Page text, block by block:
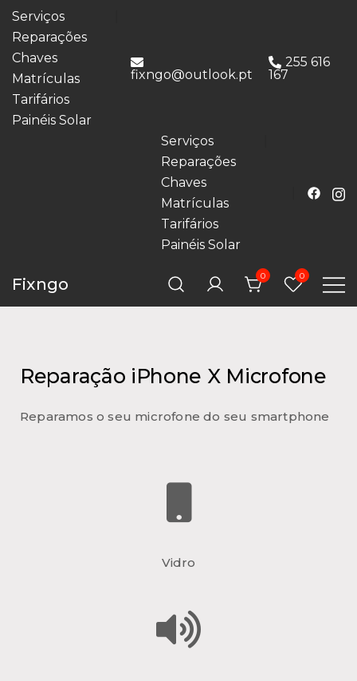
Serviços
Reparações
Chaves
Matrículas
Tarifários
Painéis Solar
fixngo@outlook.pt
255 616
167
Serviços
Reparações
Chaves
Matrículas
Tarifários
Painéis Solar
Fixngo 0 0
Reparação iPhone X Microfone
Reparamos o seu microfone do seu smartphone
Vidro